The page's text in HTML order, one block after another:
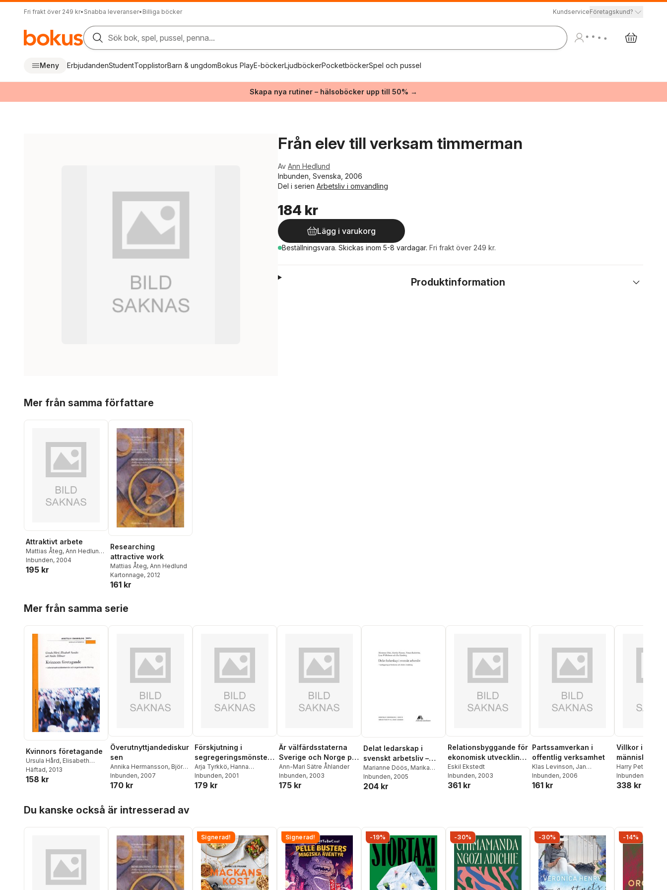
Fri frakt över 249 kr• Snabba leveranser• Billiga böcker KundserviceFöretagskund?
Sök bok, spel, pussel, penna...
Meny ErbjudandenStudentTopplistorBarn & ungdomBokus PlayE-böckerLjudböckerPocketböckerSpel och pussel
Skapa nya rutiner – hälsoböcker upp till 50% →
Från elev till verksam timmerman
Av Ann Hedlund
Inbunden, Svenska, 2006
Del i serien Arbetsliv i omvandling
184 kr
Lägg i varukorg
Beställningsvara. Skickas inom 5-8 vardagar. Fri frakt över 249 kr.
Produktinformation
Mer från samma författare
Attraktivt arbete
Mattias Åteg, Ann Hedlund ,
Bengt Pontén
Inbunden, 2004
195 kr
Researching
attractive work
Mattias Åteg, Ann Hedlund
Kartonnage, 2012
161 kr
Mer från samma serie
Kvinnors företagande
Ursula Hård, Elisabeth
Sundin, Malin Tillmar
Häftad, 2013
158 kr
Överutnyttjandediskur
sen
Annika Hermansson, Björn
Johnson
Inbunden, 2007
170 kr
Förskjutning i
segregeringsmönster
på yrkesnivå :
bearbetning av folk-
och
ngarna 1989-1995
Arja Tyrkkö, Hanna
Westberg
Inbunden, 2001
179 kr
Är välfärdsstaterna
Sverige och Norge på
väg åt olika håll? Om
den nationella
politikens roll i
Ann-Mari Sätre Åhlander
Inbunden, 2003
175 kr
Delat ledarskap i
svenskt arbetsliv –
kartläggning av
förekomst och
chefers inställning
Marianne Döös, Marika
Hanson,Tomas Backström
Lena Wilhelmson
Inbunden, 2005
204 kr
Relationsbyggande för
ekonomisk utveckling.
Från idéer om
ekonomisk utveckling
till lokalt
Eskil Ekstedt
Inbunden, 2003
361 kr
Partssamverkan i
offentlig verksamhet
Klas Levinson, Jan
Wallenberg
Inbunden, 2006
161 kr
Villkor i
människor
Harry Petersson
Leppänen
Jönsson
Inbunden
338 kr
Du kanske också är intresserad av
Signerad! Signerad! -19% -30% -30% -14%